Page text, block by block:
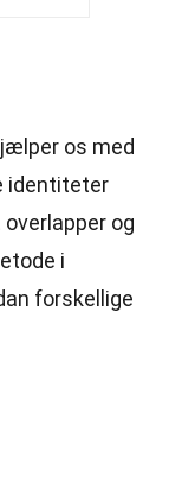
os med
identiteter
og
i
forskellige